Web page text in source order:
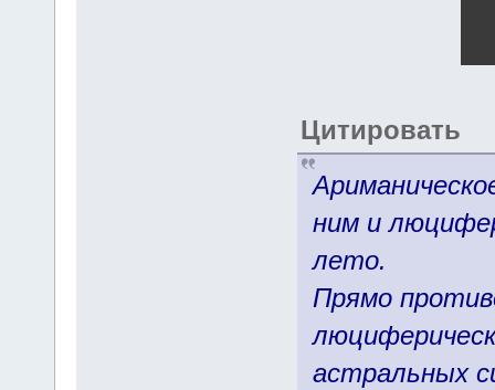
Цитировать
ним и
лето.
Прямо
астральных